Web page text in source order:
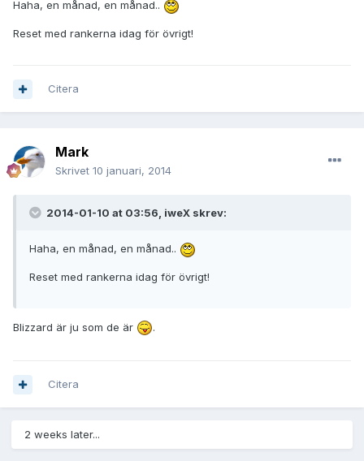
Haha, en månad, en månad..
Reset med rankerna idag för övrigt!
Citera
Mark
Skrivet 10 januari, 2014
2014-01-10 at 03:56, iweX skrev:
Haha, en månad, en månad..
Reset med rankerna idag för övrigt!
Blizzard är ju som de är .
Citera
2 weeks later...